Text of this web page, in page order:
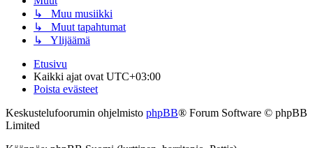
↳ Muu musiikki
↳ Muut tapahtumat
↳ Ylijäämä
Etusivu
Kaikki ajat ovat UTC+03:00
Poista evästeet
Keskustelufoorumin ohjelmisto phpBB® Forum Software © phpBB
Limited